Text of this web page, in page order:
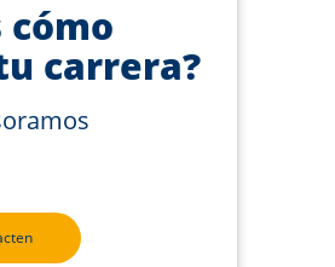
cómo
carrera?